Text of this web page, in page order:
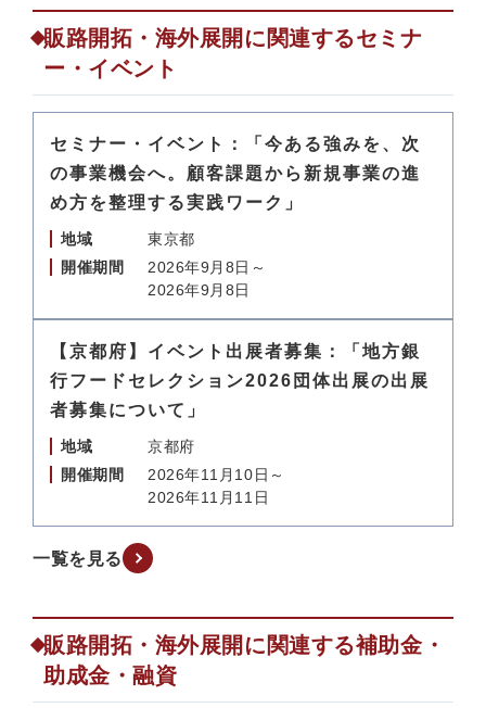
販路開拓・海外展開に関連するセミナ
ー・イベント
セミナー・イベント：「今ある強みを、次
の事業機会へ。顧客課題から新規事業の進
め方を整理する実践ワーク」
地域
東京都
開催期間
2026年9月8日～
2026年9月8日
【京都府】イベント出展者募集：「地方銀
行フードセレクション2026団体出展の出展
者募集について」
地域
京都府
開催期間
2026年11月10日～
2026年11月11日
一覧を見る
販路開拓・海外展開に関連する補助金・
助成金・融資